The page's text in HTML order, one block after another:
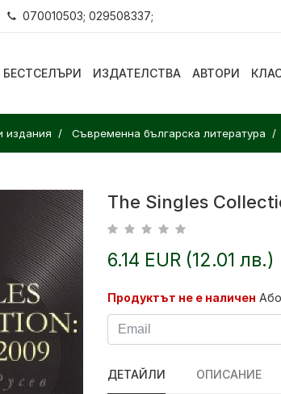
070010503; 029508337;
БЕСТСЕЛЪРИ ИЗДАТЕЛСТВА АВТОРИ
издания Съвременна българска литература
The Singles
6.14 EUR (12.01 лв.)
Продуктът не е наличен
ДЕТАЙЛИ ОПИСАНИЕ